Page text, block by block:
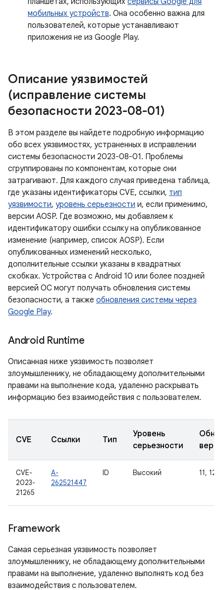
мобильных устройств. Она особенно важна для
пользователей, которые устанавливают
приложения не из Google Play.
Описание уязвимостей
(исправление системы
безопасности 2023-08-01)
В этом разделе вы найдете подробную информацию
обо всех уязвимостях, устраненных в исправлении
системы безопасности 2023-08-01. Проблемы
сгруппированы по компонентам, которые они
затрагивают. Для каждого случая приведена таблица,
где указаны идентификаторы CVE, ссылки, тип
уязвимости, уровень серьезности и, если применимо,
версии AOSP. Где возможно, мы добавляем к
идентификатору ошибки ссылку на опубликованное
изменение (например, список AOSP). Если
опубликованных изменений несколько,
дополнительные ссылки указаны в квадратных
скобках. Устройства с Android 10 или более поздней
версией ОС могут получать обновления системы
безопасности, а также обновления системы через
Google Play.
Android Runtime
Описанная ниже уязвимость позволяет
злоумышленнику, не обладающему дополнительными
правами на выполнение кода, удаленно раскрывать
информацию без взаимодействия с пользователем.
CVE Ссылки Тип
Уровень
серьезности
CVE-
2023-
21265
A-
262521447
ID Высокий 11, 12,
Framework
Самая серьезная уязвимость позволяет
злоумышленнику, не обладающему дополнительными
правами на выполнение, удаленно выполнять код без
взаимодействия с пользователем.